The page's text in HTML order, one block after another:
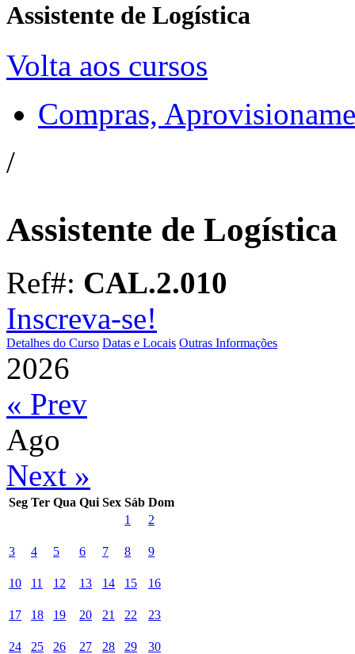
Assistente de Logística
Volta aos cursos
Compras,
/
Assistente de Logística
Ref#: CAL.2.010
Inscreva-se!
Detalhes do Curso Datas e Locais Outras Informações
2026
« Prev
Ago
Next »
Seg Ter Qua Qui Sex Sáb Dom
1
2
3 4 5 6 7 8 9
10 11 12 13 14 15 16
17 18 19 20 21 22 23
24 25 26 27 28 29 30